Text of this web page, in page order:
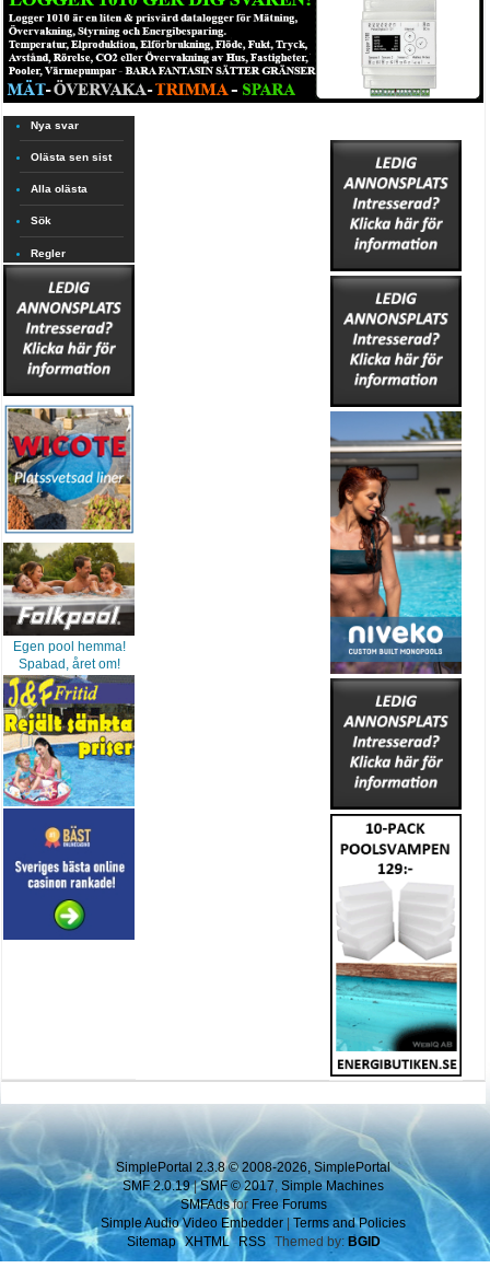
Nya svar
Olästa sen sist
Alla olästa
Sök
Regler
Egen pool hemma!
Spabad, året om!
SimplePortal 2.3.8 © 2008-2026, SimplePortal
SMF 2.0.19|SMF © 2017 Simple Machines
SMFAdsfor Free Forums
Simple Audio Video Embedder | Terms and Policies
Sitemap XHTML RSS Themed by: BGID